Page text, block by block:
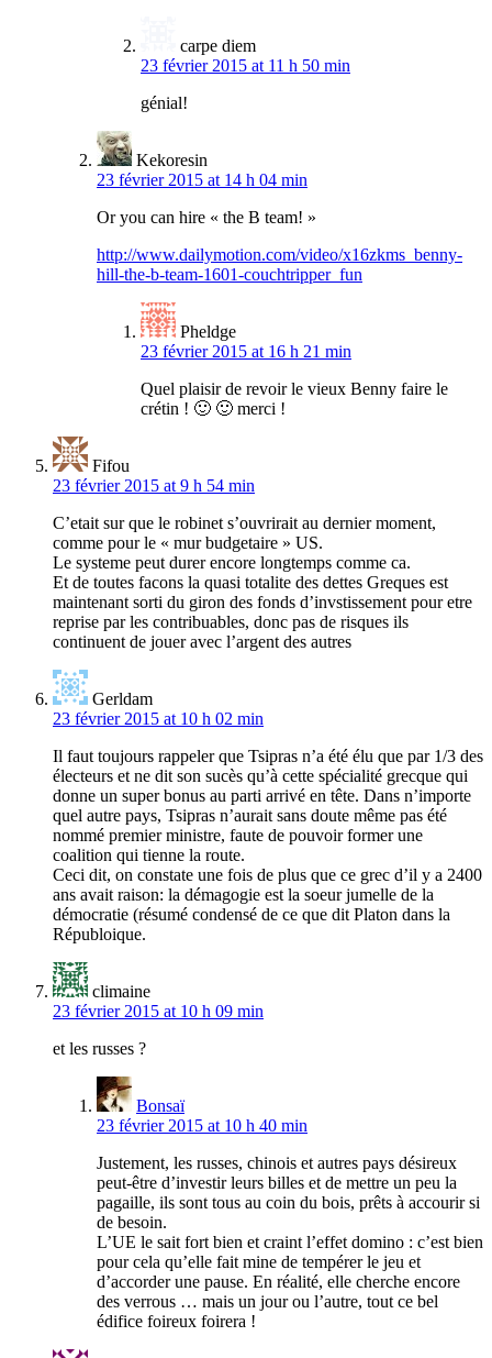
carpe diem
23 février 2015 at 11 h 50 min
génial!
Kekoresin
23 février 2015 at 14 h 04 min
Or you can hire « the B team! »
http://www.dailymotion.com/video/x16zkms_benny-
hill-the-b-team-1601-couchtripper_fun
Pheldge
23 février 2015 at 16 h 21 min
Quel plaisir de revoir le vieux Benny faire le
crétin ! 🙂 🙂 merci !
Fifou
23 février 2015 at 9 h 54 min
C’etait sur que le robinet s’ouvrirait au dernier moment,
comme pour le « mur budgetaire » US.
Le systeme peut durer encore longtemps comme ca.
Et de toutes facons la quasi totalite des dettes Greques est
maintenant sorti du giron des fonds d’invstissement pour etre
reprise par les contribuables, donc pas de risques ils
continuent de jouer avec l’argent des autres
Gerldam
23 février 2015 at 10 h 02 min
Il faut toujours rappeler que Tsipras n’a été élu que par 1/3 des
électeurs et ne dit son sucès qu’à cette spécialité grecque qui
donne un super bonus au parti arrivé en tête. Dans n’importe
quel autre pays, Tsipras n’aurait sans doute même pas été
nommé premier ministre, faute de pouvoir former une
coalition qui tienne la route.
Ceci dit, on constate une fois de plus que ce grec d’il y a 2400
ans avait raison: la démagogie est la soeur jumelle de la
démocratie (résumé condensé de ce que dit Platon dans la
Républoique.
climaine
23 février 2015 at 10 h 09 min
et les russes ?
Bonsaï
23 février 2015 at 10 h 40 min
Justement, les russes, chinois et autres pays désireux
peut-être d’investir leurs billes et de mettre un peu la
pagaille, ils sont tous au coin du bois, prêts à accourir si
de besoin.
L’UE le sait fort bien et craint l’effet domino : c’est bien
pour cela qu’elle fait mine de tempérer le jeu et
d’accorder une pause. En réalité, elle cherche encore
des verrous … mais un jour ou l’autre, tout ce bel
édifice foireux foirera !